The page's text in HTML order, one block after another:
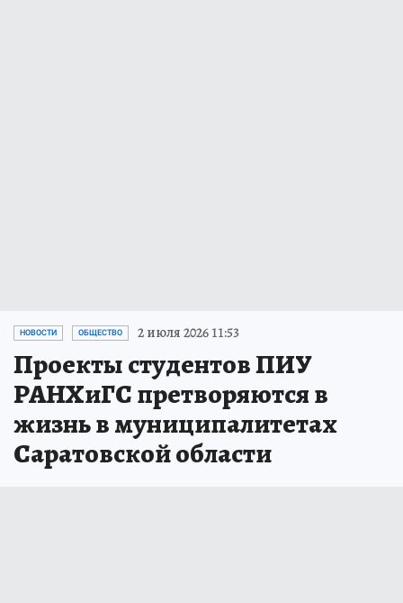
НОВОСТИ ОБЩЕСТВО 2 июля 2026 11:53
Проекты студентов ПИУ
РАНХиГС претворяются в
жизнь в муниципалитетах
Саратовской области